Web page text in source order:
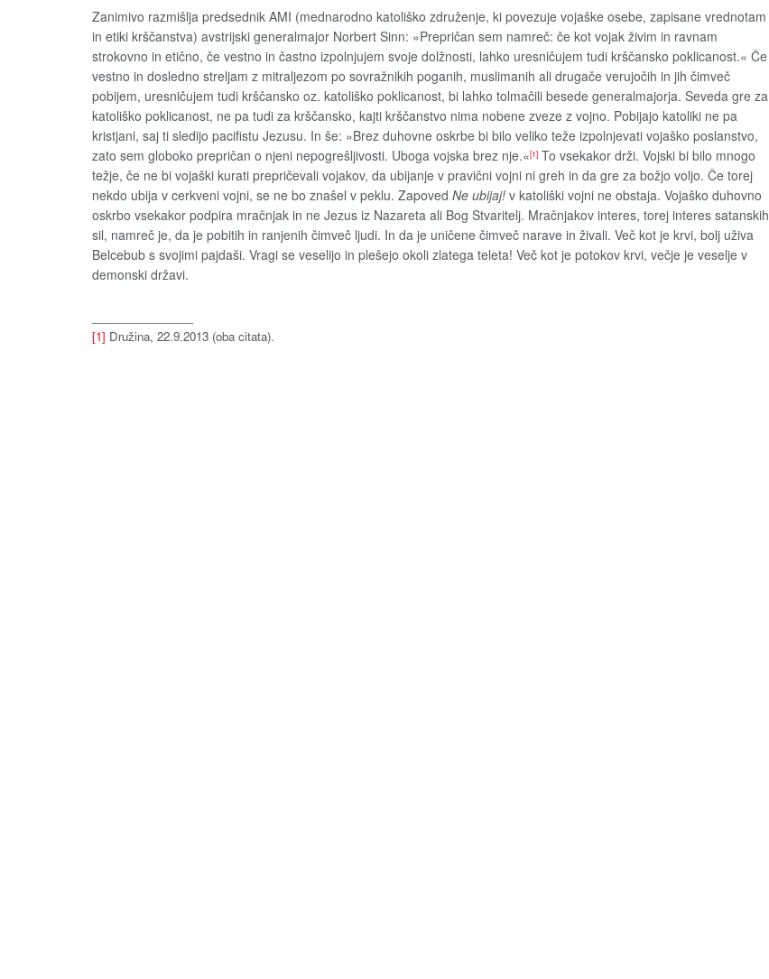
Zanimivo razmišlja predsednik AMI (mednarodno katoliško združenje, ki povezuje vojaške osebe, zapisane vrednotam
in etiki krščanstva) avstrijski generalmajor Norbert Sinn: »Prepričan sem namreč: če kot vojak živim in ravnam
strokovno in etično, če vestno in častno izpolnjujem svoje dolžnosti, lahko uresničujem tudi krščansko poklicanost.« Če
vestno in dosledno streljam z mitraljezom po sovražnikih poganih, muslimanih ali drugače verujočih in jih čimveč
pobijem, uresničujem tudi krščansko oz. katoliško poklicanost, bi lahko tolmačili besede generalmajorja. Seveda gre za
katoliško poklicanost, ne pa tudi za krščansko, kajti krščanstvo nima nobene zveze z vojno. Pobijajo katoliki ne pa
kristjani, saj ti sledijo pacifistu Jezusu. In še: »Brez duhovne oskrbe bi bilo veliko teže izpolnjevati vojaško poslanstvo,
zato sem globoko prepričan o njeni nepogrešljivosti. Uboga vojska brez nje.«[1] To vsekakor drži. Vojski bi bilo mnogo
težje, če ne bi vojaški kurati prepričevali vojakov, da ubijanje v pravični vojni ni greh in da gre za božjo voljo. Če torej
nekdo ubija v cerkveni vojni, se ne bo znašel v peklu. Zapoved Ne ubijaj! v katoliški vojni ne obstaja. Vojaško duhovno
oskrbo vsekakor podpira mračnjak in ne Jezus iz Nazareta ali Bog Stvaritelj. Mračnjakov interes, torej interes satanskih
sil, namreč je, da je pobitih in ranjenih čimveč ljudi. In da je uničene čimveč narave in živali. Več kot je krvi, bolj uživa
Belcebub s svojimi pajdaši. Vragi se veselijo in plešejo okoli zlatega teleta! Več kot je potokov krvi, večje je veselje v
demonski državi.
[1] Družina, 22.9.2013 (oba citata).